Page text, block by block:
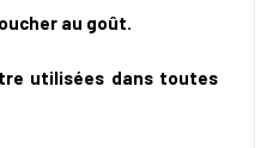
au goût.
utilisées dans toutes